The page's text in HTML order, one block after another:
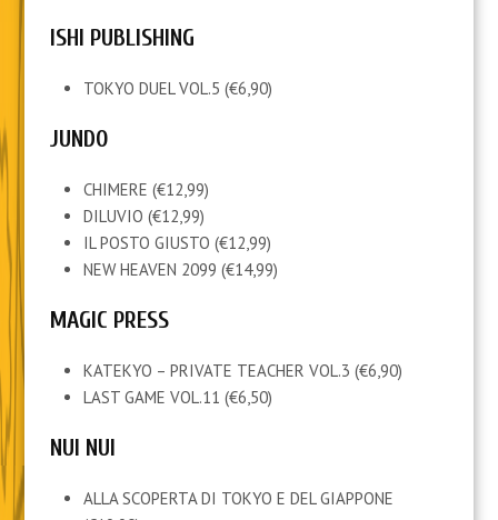
ISHI PUBLISHING
TOKYO DUEL VOL.5 (€6,90)
JUNDO
CHIMERE (€12,99)
DILUVIO (€12,99)
IL POSTO GIUSTO (€12,99)
NEW HEAVEN 2099 (€14,99)
MAGIC PRESS
KATEKYO – PRIVATE TEACHER VOL.3 (€6,90)
LAST GAME VOL.11 (€6,50)
NUI NUI
ALLA SCOPERTA DI TOKYO E DEL GIAPPONE